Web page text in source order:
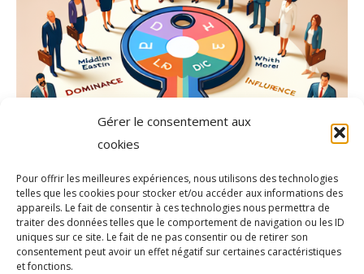
Gérer le consentement aux
cookies
Pour offrir les meilleures expériences, nous utilisons des technologies
telles que les cookies pour stocker et/ou accéder aux informations des
appareils. Le fait de consentir à ces technologies nous permettra de
traiter des données telles que le comportement de navigation ou les ID
uniques sur ce site. Le fait de ne pas consentir ou de retirer son
consentement peut avoir un effet négatif sur certaines caractéristiques
et fonctions.